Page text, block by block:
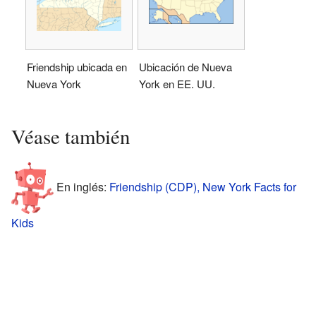
Friendship ubicada en
Nueva York
Ubicación de Nueva
York en EE. UU.
Véase también
En inglés: Friendship (CDP), New York Facts for
Kids